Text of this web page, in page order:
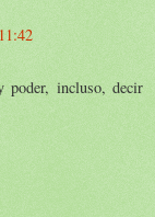
poder, incluso, decir